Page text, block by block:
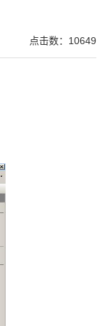
点击数：10649